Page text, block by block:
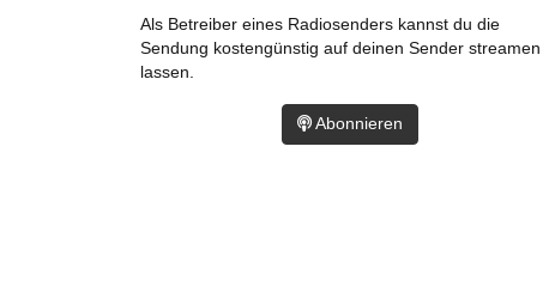
Als Betreiber eines Radiosenders kannst du die
Sendung kostengünstig auf deinen Sender streamen
lassen.
Abonnieren